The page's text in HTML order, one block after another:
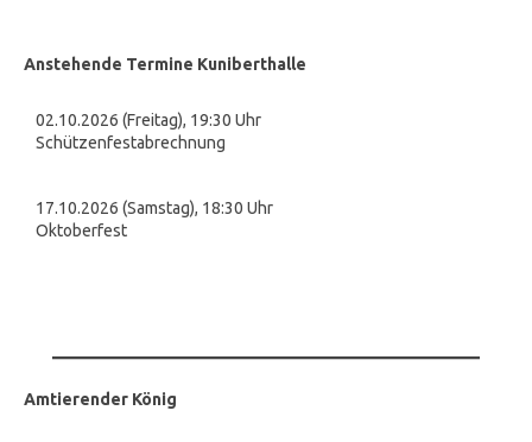
Anstehende Termine Kuniberthalle
02.10.2026 (Freitag), 19:30 Uhr
Schützenfestabrechnung
17.10.2026 (Samstag), 18:30 Uhr
Oktoberfest
Amtierender König